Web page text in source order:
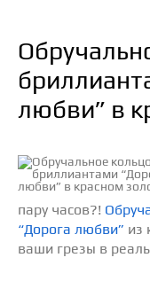
любви” в
пару часов?!
“Дорога любви” из
ваши грезы в